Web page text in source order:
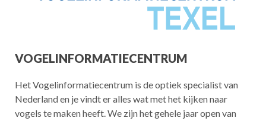
VOGELINFORMATIECENTRUM
Het Vogelinformatiecentrum is de optiek specialist van
Nederland en je vindt er alles wat met het kijken naar
vogels te maken heeft. We zijn het gehele jaar open van